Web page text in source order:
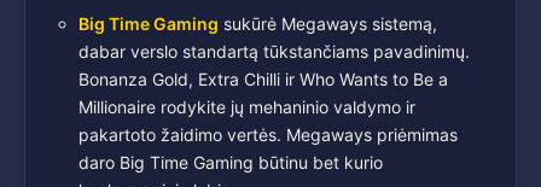
Big Time Gaming sukūrė Megaways sistemą,
dabar verslo standartą tūkstančiams pavadinimų.
Bonanza Gold, Extra Chilli ir Who Wants to Be a
Millionaire rodykite jų mehaninio valdymo ir
pakartoto žaidimo vertės. Megaways priėmimas
daro Big Time Gaming būtinu bet kurio